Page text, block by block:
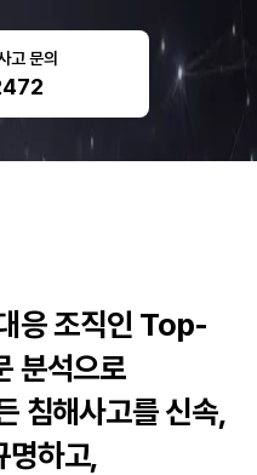
고 문의
응 조직인 Top-
분석으로
침해사고를 신속,
명하고,